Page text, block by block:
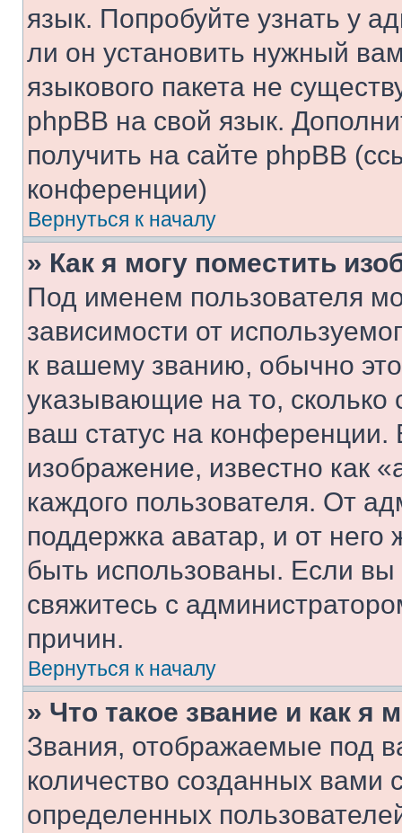
язык. Попробуйте узнать у
ли он установить нужный
языкового пакета не
phpBB на свой язык.
получить на сайте phpBB
конференции)
Вернуться к началу
» Как я могу поместить
Под именем пользователя
зависимости от
к вашему званию, обычно это
указывающие на то,
ваш статус на
изображение, известно как
каждого пользователя. От
поддержка аватар, и от него
быть использованы. Если
свяжитесь с
причин.
Вернуться к началу
» Что такое звание и как я
Звания, отображаемые под
количество созданных
определенных